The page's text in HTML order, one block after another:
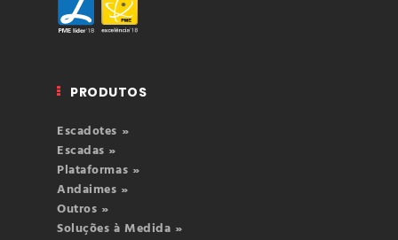
PRODUTOS
Escadotes »
Escadas »
Plataformas »
Andaimes »
Outros »
Soluções à Medida »